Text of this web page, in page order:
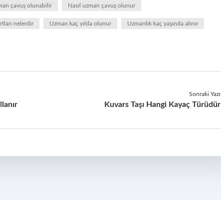
çavuş olunabilir Nasıl uzman çavuş olunur
nelerdir Uzman kaç yılda olunur Uzmanlık kaç yaşında alınır
Sonraki Yazı
Kuvars Taşı Hangi Kayaç Türüdür